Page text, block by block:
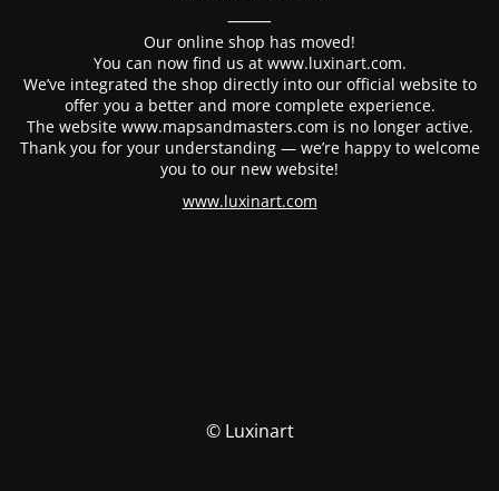
⸻
Our online shop has moved!
You can now find us at www.luxinart.com.
We’ve integrated the shop directly into our official website to
offer you a better and more complete experience.
The website www.mapsandmasters.com is no longer active.
Thank you for your understanding — we’re happy to welcome
you to our new website!
www.luxinart.com
© Luxinart